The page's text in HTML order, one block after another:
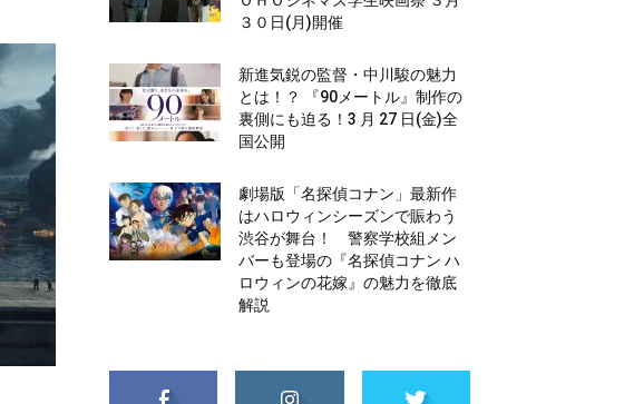
３０日(月)開催
新進気鋭の監督・中川駿の魅力
とは！？ 『90メートル』制作の
裏側にも迫る！3 月 27 日(金)全
国公開
劇場版「名探偵コナン」最新作
はハロウィンシーズンで賑わう
渋谷が舞台！ 警察学校組メン
バーも登場の『名探偵コナン ハ
ロウィンの花嫁』の魅力を徹底
解説